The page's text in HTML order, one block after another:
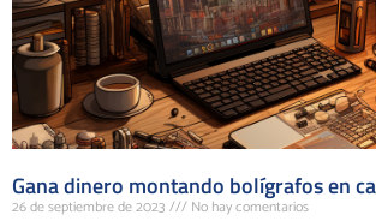
Gana dinero montando bolígrafos en
26 de septiembre de 2023
No hay comentarios